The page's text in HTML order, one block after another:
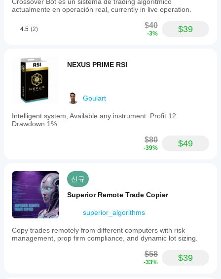
supports
all
types,
brokers,
allowing
flexible
deployment
across
different
trading
environments.
The
live
trading
period
until
August
30,
Users
are
주
세
Windows
와 Mac에
시장 데
cBot을
백테스트
하세요.
에
을
면
성능
크게
향상
될
수
있습
전에
변수
해야
할까
기본
매개
를
사용
제공
된
최적
화
을
사용
cBot
은
모든
계정
을
보이
나
요?
중
인
조
actualmente en operación real, currently in live operation.
4.5 (2) $40
-3% $39
NEXUS PRIME RSI
Goulart
Intelligent system, Available any instrument. Profit 12.
Drawdown 1%
$80
-39% $49
신규
Superior Remote Trade Copier
superior_algorithms
Copy trades remotely from different computers with risk
management, prop firm compliance, and dynamic lot sizing.
$58
-33% $39